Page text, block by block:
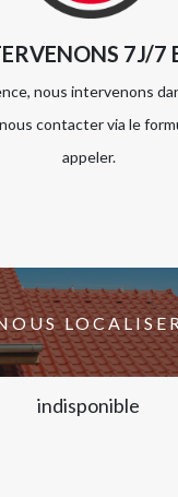
7J/7
nous intervenons
contacter via le
appeler.
indisponible